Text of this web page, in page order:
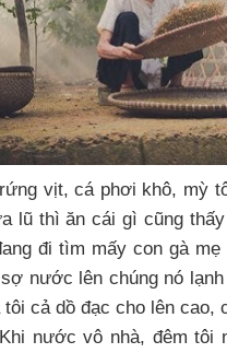
vịt, cá phơi khô, mỳ
lũ thì ăn cái gì cũng
đi tìm mấy con gà
nước lên chúng nó
cả dồ đạc cho lên
nước vô nhà, đêm